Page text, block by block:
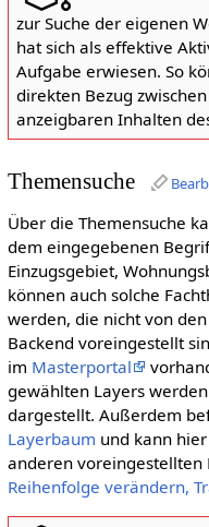
zur Suche der eigenen
hat sich als effektive
Aufgabe erwiesen. So
direkten Bezug
anzeigbaren Inhalten
Themensuche
Über die Themensuche
dem eingegebenen
Einzugsgebiet,
können auch solche
werden, die nicht von den
Backend voreingestellt
im Masterportal
gewählten Layers
dargestellt. Außerdem
Layerbaum und kann
anderen voreingestellten
Reihenfolge verändern,